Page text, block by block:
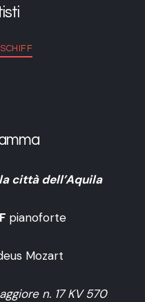
città dell’Aquila
pianoforte
Mozart
n. 17 KV 570